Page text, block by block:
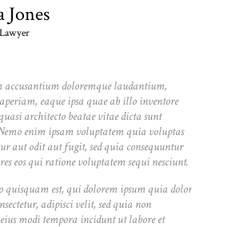
Jones
accusantium doloremque laudantium,
eaque ipsa quae ab illo inventore
architecto beatae vitae dicta sunt
enim ipsam voluptatem quia voluptas
aut odit aut fugit, sed quia consequuntur
eos qui ratione voluptatem sequi nesciunt.
quisquam est, qui dolorem ipsum quia dolor
adipisci velit, sed quia non
modi tempora incidunt ut labore et